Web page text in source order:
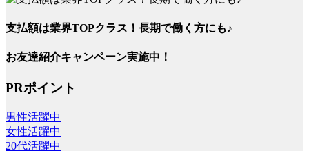
支払額は業界TOPクラス！長期で働く方にも♪
お友達紹介キャンペーン実施中！
PRポイント
男性活躍中
女性活躍中
20代活躍中